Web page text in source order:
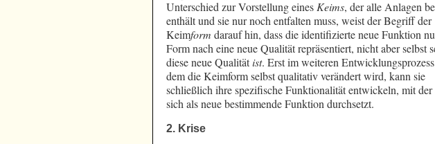
Unterschied zur Vorstellung eines Keims, der alle Anlagen
enthält und sie nur noch entfalten muss, weist der Begriff der
Keimform darauf hin, dass die identifizierte neue Funktion
Form nach eine neue Qualität repräsentiert, nicht aber selbst
diese neue Qualitätist. Erst im weiteren
dem die Keimform selbst qualitativ verändert wird, kann sie
schließlich ihre spezifische Funktionalität entwickeln, mit der
sich als neue bestimmende Funktion durchsetzt.
2. Krise